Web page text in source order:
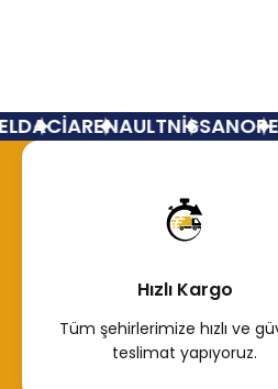
DACİARENAULTNİSSANOPEL
Hızlı Kargo
Tüm şehirlerimize hızlı ve
teslimat yapıyoruz.